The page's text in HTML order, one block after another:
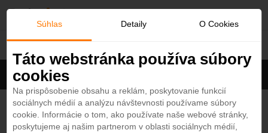
ú
Španielsko
Filter
Iberostar Selection Playa de Muro Village 5*
4,2
Španielsko - Plážový hotel
Súhlas Detaily O Cookies
Táto webstránka používa súbory
cookies
Na prispôsobenie obsahu a reklám, poskytovanie funkcií
sociálnych médií a analýzu návštevnosti používame súbory
cookie. Informácie o tom, ako používate naše webové stránky,
poskytujeme aj našim partnerom v oblasti sociálnych médií,